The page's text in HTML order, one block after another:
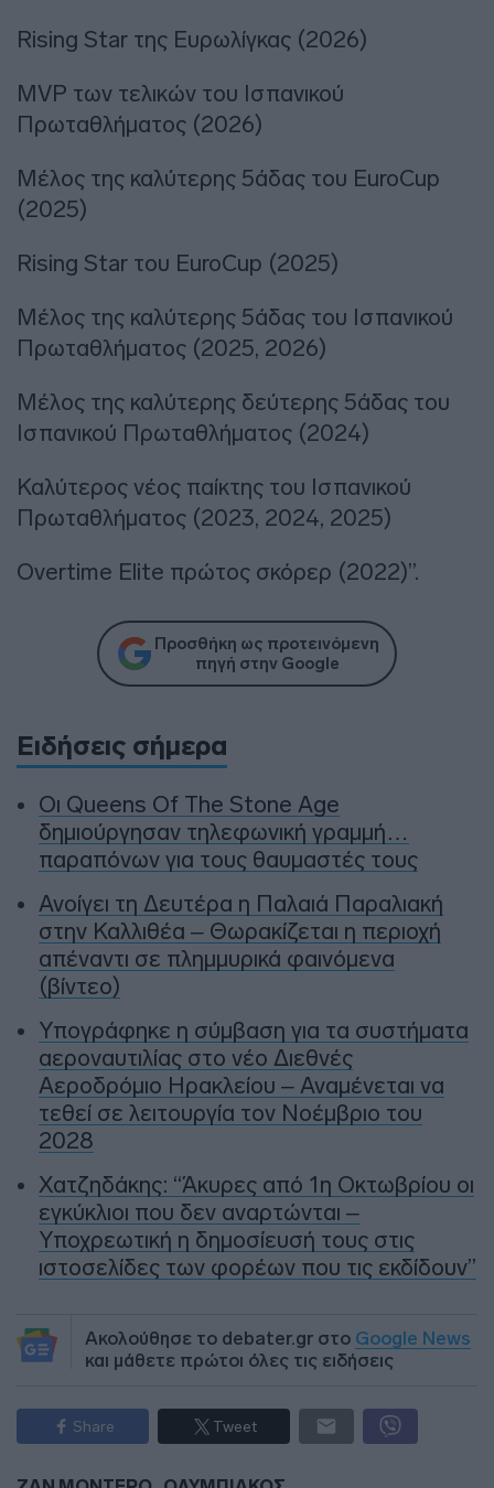
Rising Star της Ευρωλίγκας (2026)
MVP των τελικών του Ισπανικού
Πρωταθλήματος (2026)
Μέλος της καλύτερης 5άδας του EuroCup
(2025)
Rising Star του EuroCup (2025)
Μέλος της καλύτερης 5άδας του Ισπανικού
Πρωταθλήματος (2025, 2026)
Μέλος της καλύτερης δεύτερης 5άδας του
Ισπανικού Πρωταθλήματος (2024)
Καλύτερος νέος παίκτης του Ισπανικού
Πρωταθλήματος (2023, 2024, 2025)
Overtime Elite πρώτος σκόρερ (2022)”.
Προσθήκη ως προτεινόμενη
πηγή στην Google
Ειδήσεις σήμερα
Οι Queens Of The Stone Age
δημιούργησαν τηλεφωνική γραμμή…
παραπόνων για τους θαυμαστές τους
Ανοίγει τη Δευτέρα η Παλαιά Παραλιακή
στην Καλλιθέα – Θωρακίζεται η περιοχή
απέναντι σε πλημμυρικά φαινόμενα
(βίντεο)
Υπογράφηκε η σύμβαση για τα συστήματα
αεροναυτιλίας στο νέο Διεθνές
Αεροδρόμιο Ηρακλείου – Αναμένεται να
τεθεί σε λειτουργία τον Νοέμβριο του
2028
Χατζηδάκης: “Άκυρες από 1η Οκτωβρίου οι
εγκύκλιοι που δεν αναρτώνται –
Υποχρεωτική η δημοσίευσή τους στις
ιστοσελίδες των φορέων που τις εκδίδουν”
Ακολούθησε το debater.gr στο Google News
και μάθετε πρώτοι όλες τις ειδήσεις
Share Tweet